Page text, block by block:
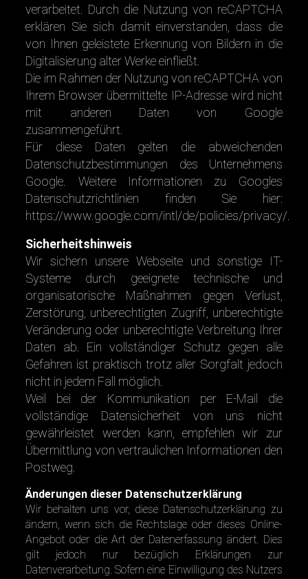
verarbeitet. Durch die Nutzung von reCAPTCHA
erklären Sie sich damit einverstanden, dass die
von Ihnen geleistete Erkennung von Bildern in die
Digitalisierung alter Werke einfließt.
Die im Rahmen der Nutzung von reCAPTCHA von
Ihrem Browser übermittelte IP-Adresse wird nicht
mit anderen Daten von Google
zusammengeführt.
Für diese Daten gelten die abweichenden
Datenschutzbestimmungen des Unternehmens
Google. Weitere Informationen zu Googles
Datenschutzrichtlinien finden Sie hier:
https://www.google.com/intl/de/policies/privacy/
Sicherheitshinweis
Wir sichern unsere Webseite und sonstige IT-
Systeme durch geeignete technische und
organisatorische Maßnahmen gegen Verlust,
Zerstörung, unberechtigten Zugriff, unberechtigte
Veränderung oder unberechtigte Verbreitung Ihrer
Daten ab. Ein vollständiger Schutz gegen alle
Gefahren ist praktisch trotz aller Sorgfalt jedoch
nicht in jedem Fall möglich.
Weil bei der Kommunikation per E-Mail die
vollständige Datensicherheit von uns nicht
gewährleistet werden kann, empfehlen wir zur
Übermittlung von vertraulichen Informationen den
Postweg.
Änderungen dieser Datenschutzerklärung
Wir behalten uns vor, diese Datenschutzerklärung zu
ändern, wenn sich die Rechtslage oder dieses Online-
Angebot oder die Art der Datenerfassung ändert. Dies
gilt jedoch nur bezüglich Erklärungen zur
Datenverarbeitung. Sofern eine Einwilligung des Nutzers